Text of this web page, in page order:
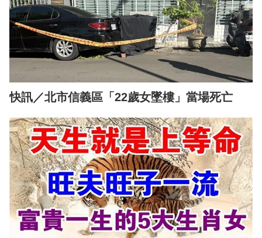
快訊／北市信義區「22歲女墜樓」當場死亡